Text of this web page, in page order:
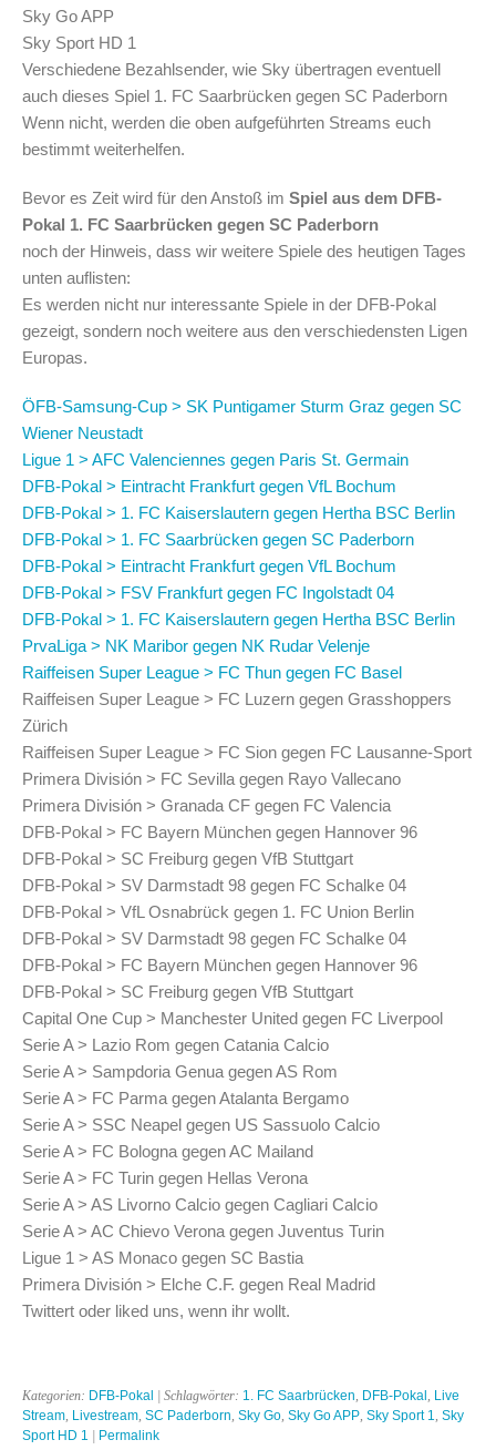
Sky Go APP
Sky Sport HD 1
Verschiedene Bezahlsender, wie Sky übertragen eventuell
auch dieses Spiel 1. FC Saarbrücken gegen SC Paderborn
Wenn nicht, werden die oben aufgeführten Streams euch
bestimmt weiterhelfen.
Bevor es Zeit wird für den Anstoß im Spiel aus dem DFB-
Pokal 1. FC Saarbrücken gegen SC Paderborn
noch der Hinweis, dass wir weitere Spiele des heutigen Tages
unten auflisten:
Es werden nicht nur interessante Spiele in der DFB-Pokal
gezeigt, sondern noch weitere aus den verschiedensten Ligen
Europas.
ÖFB-Samsung-Cup > SK Puntigamer Sturm Graz gegen SC
Wiener Neustadt
Ligue 1 > AFC Valenciennes gegen Paris St. Germain
DFB-Pokal > Eintracht Frankfurt gegen VfL Bochum
DFB-Pokal > 1. FC Kaiserslautern gegen Hertha BSC Berlin
DFB-Pokal > 1. FC Saarbrücken gegen SC Paderborn
DFB-Pokal > Eintracht Frankfurt gegen VfL Bochum
DFB-Pokal > FSV Frankfurt gegen FC Ingolstadt 04
DFB-Pokal > 1. FC Kaiserslautern gegen Hertha BSC Berlin
PrvaLiga > NK Maribor gegen NK Rudar Velenje
Raiffeisen Super League > FC Thun gegen FC Basel
Raiffeisen Super League > FC Luzern gegen Grasshoppers
Zürich
Raiffeisen Super League > FC Sion gegen FC Lausanne-Sport
Primera División > FC Sevilla gegen Rayo Vallecano
Primera División > Granada CF gegen FC Valencia
DFB-Pokal > FC Bayern München gegen Hannover 96
DFB-Pokal > SC Freiburg gegen VfB Stuttgart
DFB-Pokal > SV Darmstadt 98 gegen FC Schalke 04
DFB-Pokal > VfL Osnabrück gegen 1. FC Union Berlin
DFB-Pokal > SV Darmstadt 98 gegen FC Schalke 04
DFB-Pokal > FC Bayern München gegen Hannover 96
DFB-Pokal > SC Freiburg gegen VfB Stuttgart
Capital One Cup > Manchester United gegen FC Liverpool
Serie A > Lazio Rom gegen Catania Calcio
Serie A > Sampdoria Genua gegen AS Rom
Serie A > FC Parma gegen Atalanta Bergamo
Serie A > SSC Neapel gegen US Sassuolo Calcio
Serie A > FC Bologna gegen AC Mailand
Serie A > FC Turin gegen Hellas Verona
Serie A > AS Livorno Calcio gegen Cagliari Calcio
Serie A > AC Chievo Verona gegen Juventus Turin
Ligue 1 > AS Monaco gegen SC Bastia
Primera División > Elche C.F. gegen Real Madrid
Twittert oder liked uns, wenn ihr wollt.
Kategorien: DFB-Pokal | Schlagwörter: 1. FC Saarbrücken DFB-Pokal Live
Stream Livestream SC Paderborn Sky Go Sky Go APP Sky Sport 1
Sky
Sport HD 1 | Permalink